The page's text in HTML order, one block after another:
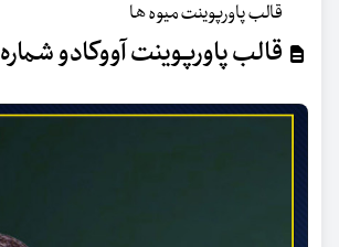
قالب پاورپوینت میوه ها
قالب پاورپوینت آووکادو شماره 4